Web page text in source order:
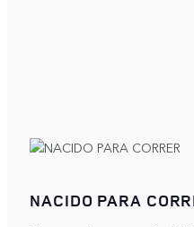
NACIDO PARA